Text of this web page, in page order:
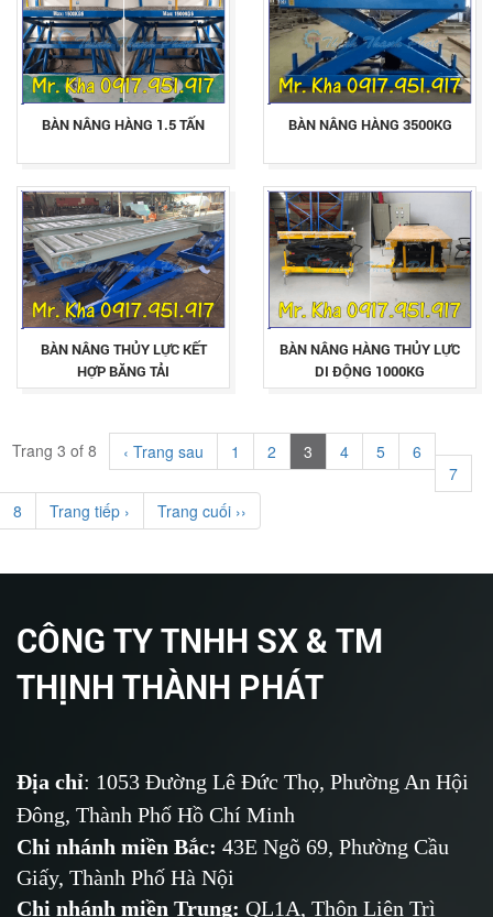
BÀN NÂNG HÀNG 1.5 TẤN BÀN NÂNG HÀNG 3500KG
BÀN NÂNG THỦY LỰC KẾT
HỢP BĂNG TẢI
BÀN NÂNG HÀNG THỦY LỰC
DI ĐỘNG 1000KG
Trang 3 of 8 ‹ Trang sau 1 2 3 4 5
6
7
8
Trang tiếp › Trang cuối ››
CÔNG TY TNHH SX & TM
THỊNH THÀNH PHÁT
Địa chỉ: 1053 Đường Lê Đức Thọ, Phường An Hội
Đông, Thành Phố Hồ Chí Minh
Chi nhánh miền Bắc: 43E Ngõ 69, Phường Cầu
Giấy, Thành Phố Hà Nội
Chi nhánh miền Trung: QL1A, Thôn Liên Trì